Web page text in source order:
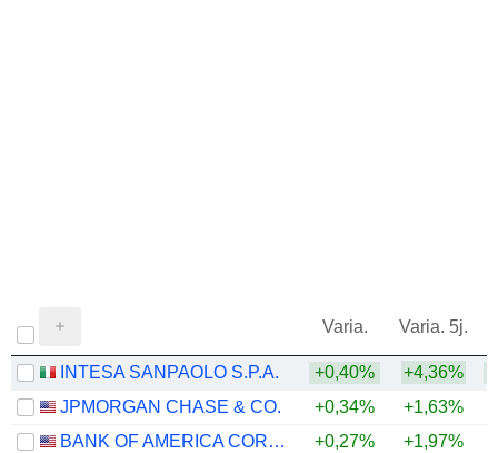
Varia. Varia. 5j.
INTESA SANPAOLO S.P.A. +0,40% +4,36%
JPMORGAN CHASE & CO.
+0,34% +1,63%
BANK OF AMERICA CORPORATION
+0,27% +1,97%